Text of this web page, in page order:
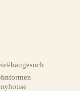
baugesuch